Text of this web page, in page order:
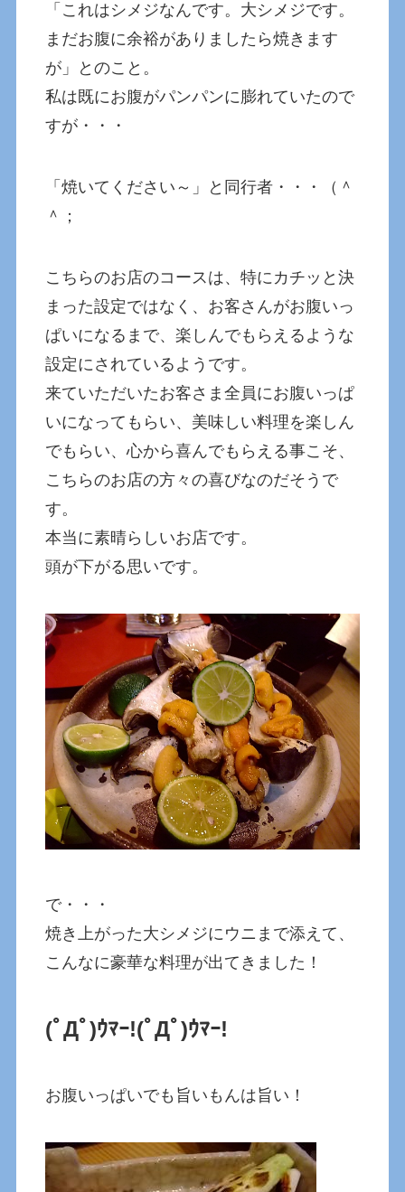
「これはシメジなんです。大シメジです。
まだお腹に余裕がありましたら焼きます
が」とのこと。
私は既にお腹がパンパンに膨れていたので
すが・・・
「焼いてください～」と同行者・・・（＾
＾；
こちらのお店のコースは、特にカチッと決
まった設定ではなく、お客さんがお腹いっ
ぱいになるまで、楽しんでもらえるような
設定にされているようです。
来ていただいたお客さま全員にお腹いっぱ
いになってもらい、美味しい料理を楽しん
でもらい、心から喜んでもらえる事こそ、
こちらのお店の方々の喜びなのだそうで
す。
本当に素晴らしいお店です。
頭が下がる思いです。
で・・・
焼き上がった大シメジにウニまで添えて、
こんなに豪華な料理が出てきました！
(ﾟДﾟ)ｳﾏｰ!(ﾟДﾟ)ｳﾏｰ!
お腹いっぱいでも旨いもんは旨い！